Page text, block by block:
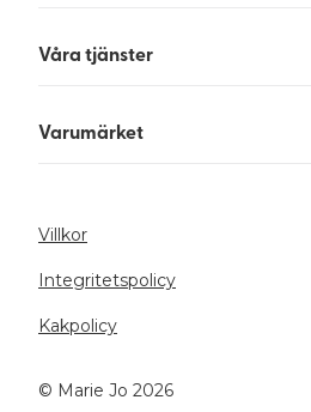
Våra tjänster
Varumärket
Villkor
Integritetspolicy
Kakpolicy
©️ Marie Jo 2026